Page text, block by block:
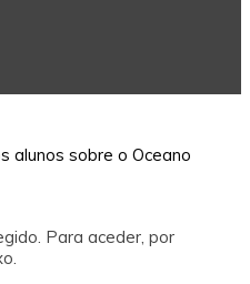
alunos sobre o Oceano
Para aceder, por